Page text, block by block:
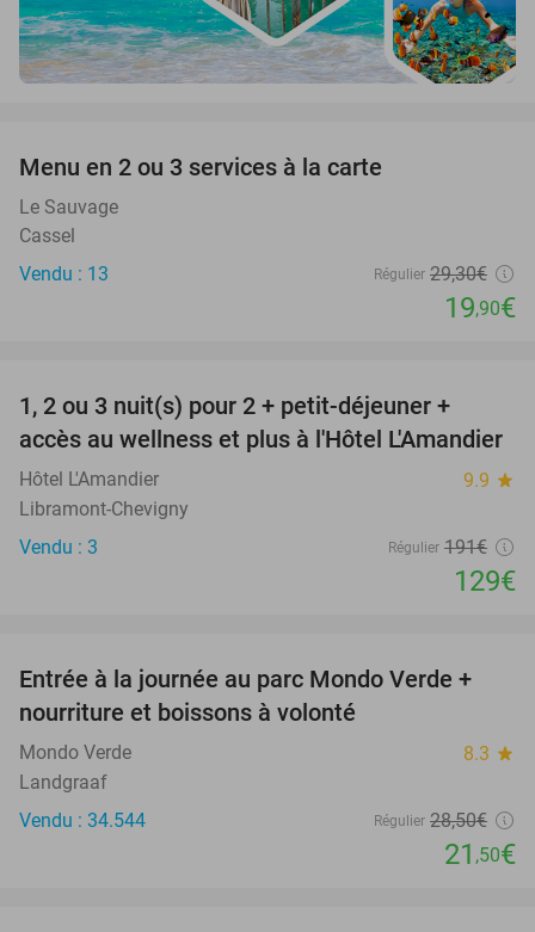
Menu en 2 ou 3 services à la carte
Le Sauvage
Cassel
Vendu : 13
Régulier 29,30€
19,90€
TODAY
1, 2 ou 3 nuit(s) pour 2 + petit-déjeuner +
accès au wellness et plus à l'Hôtel L'Amandier
Hôtel L'Amandier 9.9 star
Libramont-Chevigny
Vendu : 3
Régulier 191€
129€
25%
Entrée à la journée au parc Mondo Verde +
nourriture et boissons à volonté
Mondo Verde 8.3 star
Landgraaf
Vendu : 34.544
Régulier 28,50€
21 ,50€